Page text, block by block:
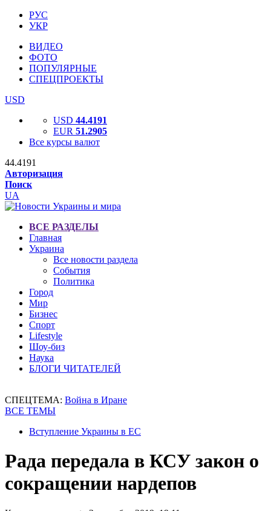
РУС
УКР
ВИДЕО
ФОТО
ПОПУЛЯРНЫЕ
СПЕЦПРОЕКТЫ
USD
USD 44.4191
EUR 51.2905
Все курсы валют
44.4191
Авторизация
Поиск
UA
ВСЕ РАЗДЕЛЫ
Главная
Украина
Все новости раздела
События
Политика
Город
Мир
Бизнес
Спорт
Lifestyle
Шоу-биз
Наука
БЛОГИ ЧИТАТЕЛЕЙ
СПЕЦТЕМА: Война в Иране
ВСЕ ТЕМЫ
Вступление Украины в ЕС
Рада передала в КСУ закон о
сокращении нардепов